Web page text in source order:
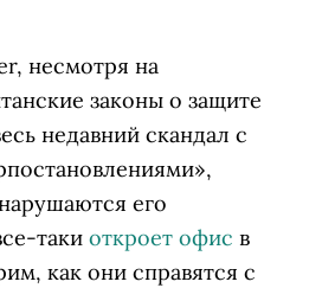
несмотря на
законы о защите
недавний скандал с
его
таки откроет офис в
как они справятся с